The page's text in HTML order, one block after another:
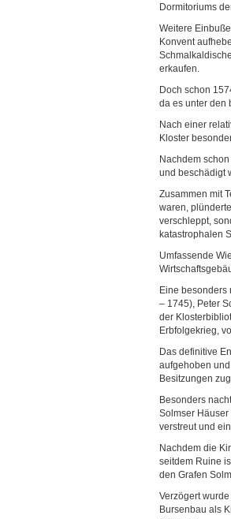
Dormitoriums
Weitere
Konvent
erkaufen.
Doch schon
da es unter den
Nach einer
Kloster
Nachdem
und beschädigt
Zusammen mit
waren,
verschleppt,
katastrophalen
Umfassende
Eine besonders
– 1745), Peter
der
Erbfolgekrieg,
Das definitive
aufgehoben
Besitzungen
Besonders
Solmser
verstreut und
Nachdem die
seitdem Ruine
den Grafen
Verzögert
Bursenbau als